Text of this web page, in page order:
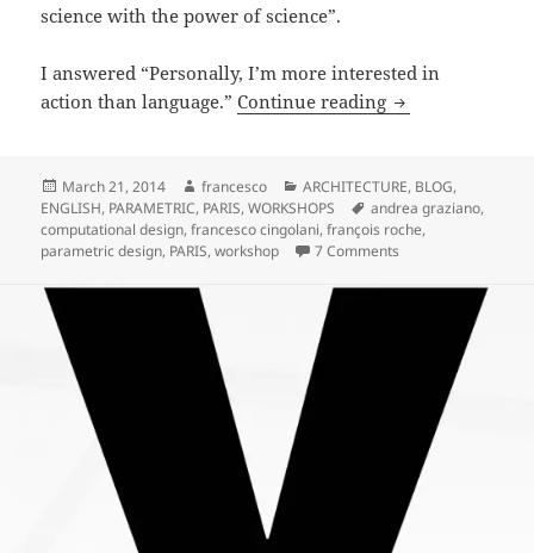
science with the power of science”.
I answered “Personally, I’m more interested in
action than language.”Continue reading Parametric VS
Posted
on
March 21, 2014 Author
francesco Categories
ARCHITECTURE, BLOG,
ENGLISH, PARAMETRIC, PARIS,WORKSHOPS Tags
andrea graziano,
computational design,francesco cingolani,françois roche,
parametric design, PARIS,workshop 7 Comments